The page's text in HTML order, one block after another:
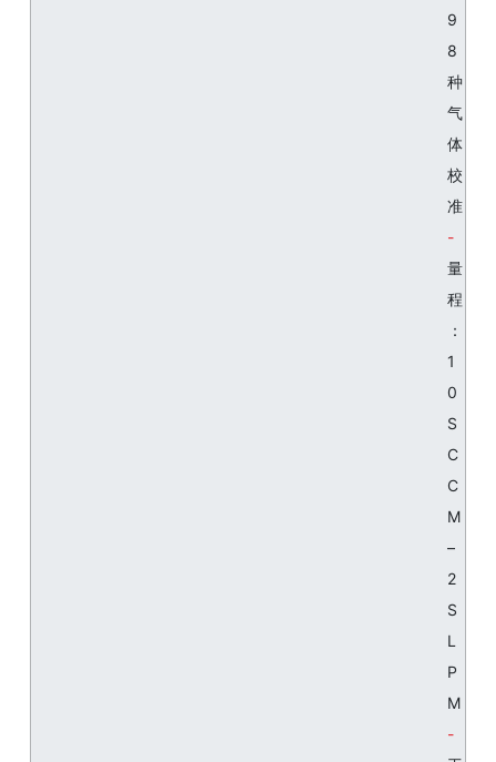
9
8
种
气
体
校
准
量
程
：
1
0
S
C
C
M
–
2
S
L
P
M